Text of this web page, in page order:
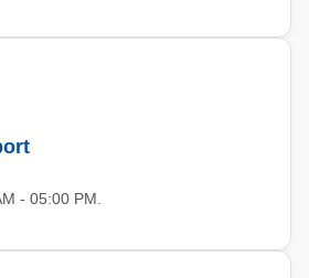
- 05:00 PM.